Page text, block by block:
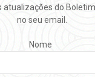
atualizações do
no seu email.
Nome